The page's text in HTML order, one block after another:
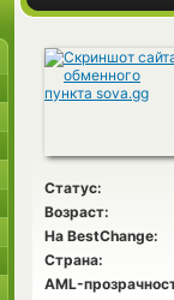
Статус:
Возраст:
На BestChange:
Страна:
AML-